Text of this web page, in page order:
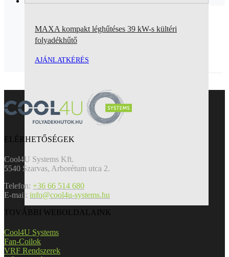
MAXA kompakt léghűtéses 39 kW-s kültéri
folyadékhűtő
AJÁNLATKÉRÉS
ELÉRHETŐSÉGEK
Cool4U Systems Kft.
5540 Szarvas, Arborétum utca 2.
Telefon: +36 66 514 680
E-mail: info@cool4u-systems.hu
TOVÁBBI WEBOLDALAINK
Cool4U Systems
Fan-Coilok
VRF Rendszerek